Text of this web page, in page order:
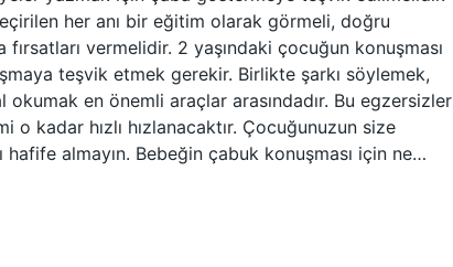
her anı bir eğitim olarak görmeli, doğru
vermelidir. 2 yaşındaki çocuğun konuşması
teşvik etmek gerekir. Birlikte şarkı söylemek,
en önemli araçlar arasındadır. Bu egzersizler
o kadar hızlı hızlanacaktır. Çocuğunuzun size
almayın. Bebeğin çabuk konuşması için ne…